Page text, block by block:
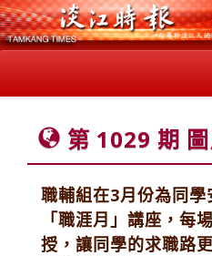
第 1029 期
職輔組在3月份為同
「職涯月」講座，每
授，讓同學的求職路